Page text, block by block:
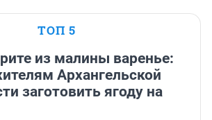
ТОП 5
из малины варенье:
Архангельской
заготовить ягоду на